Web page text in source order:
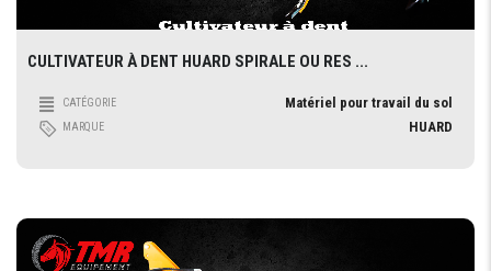
CULTIVATEUR À DENT HUARD SPIRALE OU RES ...
CATÉGORIE Matériel pour travail du sol
MARQUE HUARD